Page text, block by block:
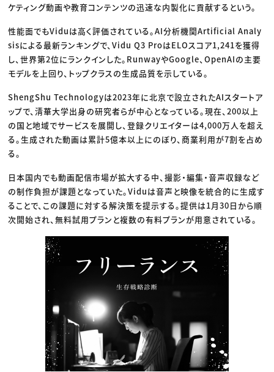
ケティング動画や教育コンテンツの迅速な内製化に貢献するという。
性能面でもViduは高く評価されている。AI分析機関Artificial Analy
sisによる最新ランキングで、Vidu Q3 ProはELOスコア1,241を獲得
し、世界第2位にランクインした。RunwayやGoogle、OpenAIの主要
モデルを上回り、トップクラスの生成品質を示している。
ShengShu Technologyは2023年に北京で設立されたAIスタートア
ップで、清華大学出身の研究者らが中心となっている。現在、200以上
の国と地域でサービスを展開し、登録クリエイターは4,000万人を超え
る。生成された動画は累計5億本以上にのぼり、商業利用が7割を占め
る。
日本国内でも動画配信市場が拡大する中、撮影・編集・音声収録など
の制作負担が課題となっていた。Viduは音声と映像を統合的に生成す
ることで、この課題に対する解決策を提示する。提供は1月30日から順
次開始され、無料試用プランと複数の有料プランが用意されている。